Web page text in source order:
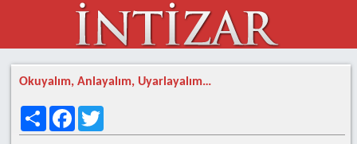
Okuyalım, Anlayalım, Uyarlayalım…
Share Facebook